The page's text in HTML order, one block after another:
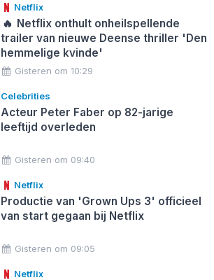
Netflix
🔥 Netflix onthult onheilspellende
trailer van nieuwe Deense thriller 'Den
hemmelige kvinde'
Gisteren om 10:29
Celebrities
Acteur Peter Faber op 82-jarige
leeftijd overleden
Gisteren om 09:40
Netflix
Productie van 'Grown Ups 3' officieel
van start gegaan bij Netflix
Gisteren om 09:05
Netflix